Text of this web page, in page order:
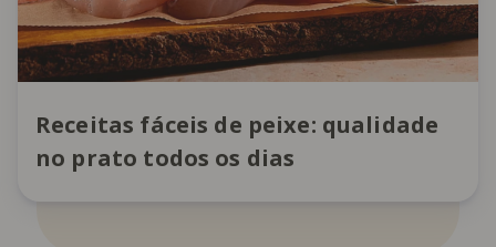
Receitas fáceis de peixe: qualidade
no prato todos os dias